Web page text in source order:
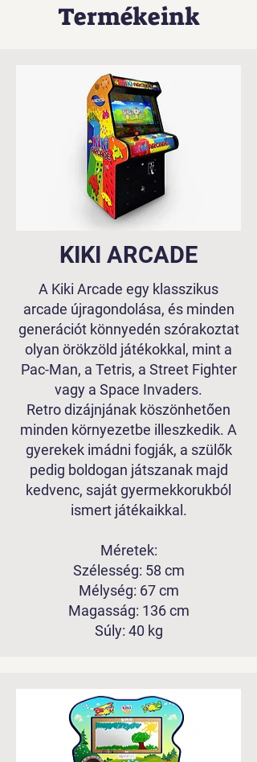
Termékeink
KIKI ARCADE
A Kiki Arcade egy klasszikus
arcade újragondolása, és minden
generációt könnyedén szórakoztat
olyan örökzöld játékokkal, mint a
Pac-Man, a Tetris, a Street Fighter
vagy a Space Invaders.
Retro dizájnjának köszönhetően
minden környezetbe illeszkedik. A
gyerekek imádni fogják, a szülők
pedig boldogan játszanak majd
kedvenc, saját gyermekkorukból
ismert játékaikkal.
Méretek:
Szélesség: 58 cm
Mélység: 67 cm
Magasság: 136 cm
Súly: 40 kg